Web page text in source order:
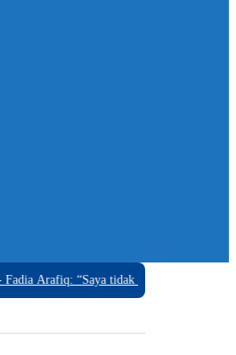
Arafiq: “Saya tidak OTT, Tidak ada Barang